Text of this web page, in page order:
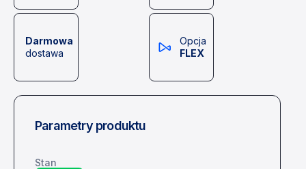
Darmowa
dostawa
Opcja
FLEX
Parametry produktu
Stan